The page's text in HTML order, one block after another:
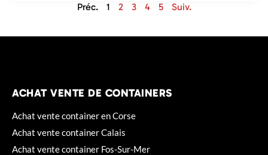
Préc. 1 2 3 4 5 Suiv.
ACHAT VENTE DE CONTAINERS
Achat vente container en Corse
Achat vente container Calais
Achat vente container Fos-Sur-Mer